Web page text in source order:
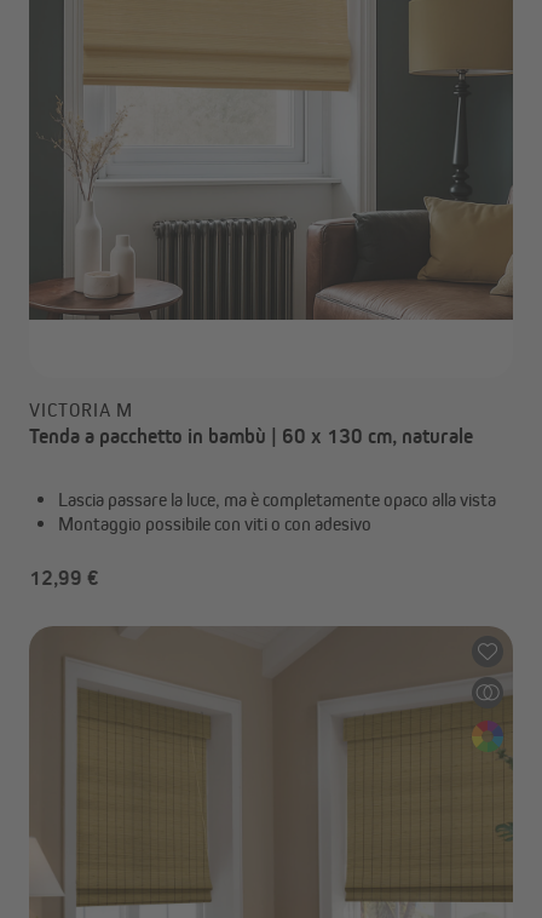
VICTORIA M
Tenda a pacchetto in bambù | 60 x 130 cm, naturale
Lascia passare la luce, ma è completamente opaco alla vista
Montaggio possibile con viti o con adesivo
12,99 €